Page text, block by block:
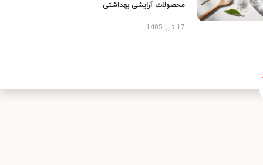
محصولات آرایشی بهداشتی
17 تیر 1405